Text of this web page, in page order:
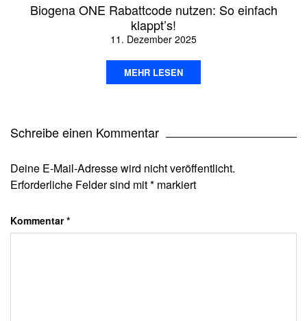
Biogena ONE Rabattcode nutzen: So einfach
klappt’s!
11. Dezember 2025
MEHR LESEN
Schreibe einen Kommentar
Deine E-Mail-Adresse wird nicht veröffentlicht.
Erforderliche Felder sind mit* markiert
Kommentar*